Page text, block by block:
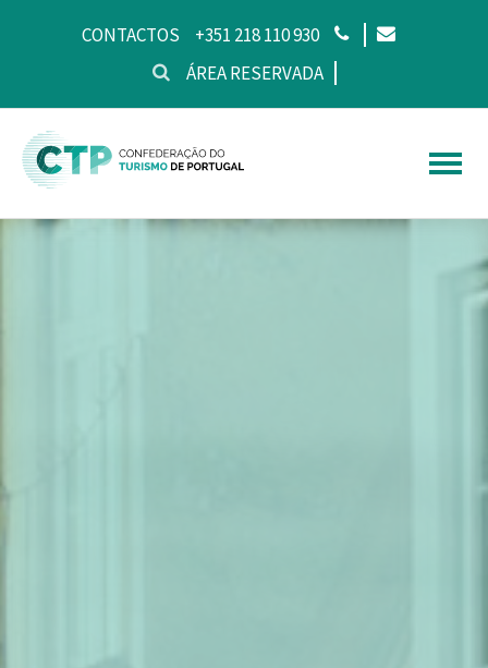
CONTACTOS
+351 218 110 930
ÁREA RESERVADA